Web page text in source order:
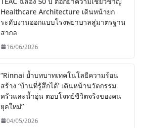
Healthcare Architecture เดินหน้ายก
ระดับงานออกแบบโรงพยาบาลสู่มาตรฐาน
สากล
16/06/2026
“Rinnai ย้ำบทบาทเทคโนโลยีความร้อน
สร้าง ‘บ้านที่รู้สึกได้’ เดินหน้านวัตกรรม
ครัวและน้ำอุ่น ตอบโจทย์ชีวิตจริงของคน
ยุคใหม่”
04/05/2026